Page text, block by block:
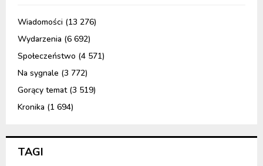
Wiadomości (13 276)
Wydarzenia (6 692)
Społeczeństwo (4 571)
Na sygnale (3 772)
Gorący temat(3 519)
Kronika (1 694)
TAGI